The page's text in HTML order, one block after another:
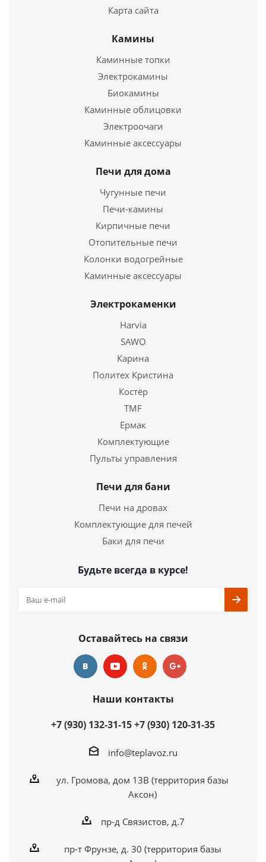
Купить в 1 клик
Зонт моно ЗМ-Р 430, 0,5, D 250
Подробнее
Купить в 1 клик
Карта сайта
Камины
Каминные топки
Электрокамины
Биокамины
Каминные облицовки
Электроочаги
Каминные аксессуары
Печи для дома
Чугунные печи
Печи-камины
Кирпичные печи
Отопительные печи
Колонки водогрейные
Каминные аксессуары
Электрокаменки
Harvia
SAWO
Карина
Политех Кристина
Костёр
TMF
Ермак
Комплектующие
Пульты управления
Печи для бани
Печи на дровах
Комплектующие для печей
Баки для печи
Будьте всегда в курсе!
Оставайтесь на связи
Наши контакты
+7 (930) 132-31-15+7 (930) 120-31-35
info@teplavoz.ru
ул. Громова, дом 13В (территория базы
Аксон)
пр-д Связистов, д.7
пр-т Фрунзе, д. 30 (территория базы